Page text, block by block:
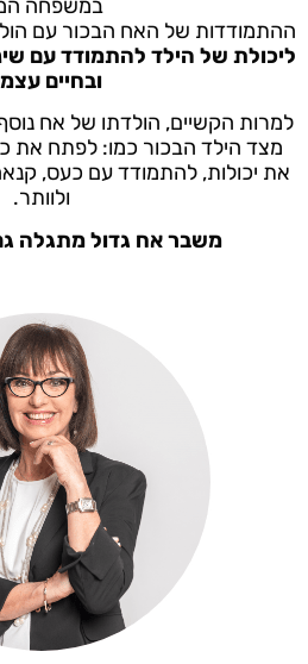
במשפחה
ההתמודדות של האח הבכור עם
ליכולת של הילד להתמודד עם
ובחיים
למרות הקשיים, הולדתו של אח
מצד הילד הבכור כמו: לפתח את
את יכולות, להתמודד עם כעס,
ולוותר.
משבר אח גדול מתגלה גם